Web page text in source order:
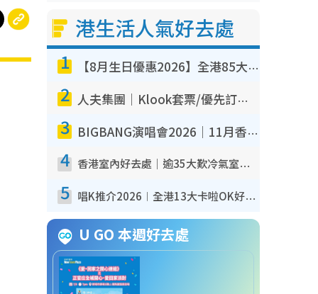
港生活人氣好去處
1 【8月生日優惠2026】全港85大食買玩著數攻略 自助餐/火鍋放題同行免費＋誠品/DONKI送現金券
2 人夫集團｜Klook套票/優先訂票/公開發售搶飛攻略！附票價.購票連結.場地座位表
3 BIGBANG演唱會2026｜11月香港啟德開3場！實名制VIP申請、優先購票攻略
4 香港室內好去處｜逾35大歎冷氣室內好去處推介 室內活動免費避雨無懼落雨
5 唱K推介2026︱全港13大卡啦OK好去處！最平$36起 日文K都有！(附地址+收費詳情)
U GO 本週好去處